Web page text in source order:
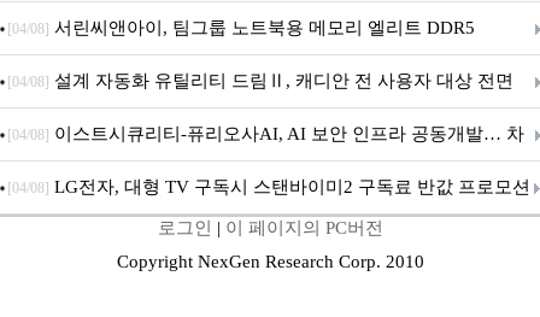
시
[04/08] 서린씨앤아이, 팀그룹 노트북용 메모리 엘리트 DDR5
5600MHz 16GB 출시
[04/08] 설계 자동화 유틸리티 드림Ⅱ, 캐디안 전 사용자 대상 전면
무상 배포
[04/08] 이스트시큐리티-퓨리오사AI, AI 보안 인프라 공동개발… 차
세대 AI 보안 플랫폼 구축
[04/08] LG전자, 대형 TV 구독시 스탠바이미2 구독료 반값 프로모션
로그인 | 이 페이지의 PC버전
Copyright NexGen Research Corp. 2010